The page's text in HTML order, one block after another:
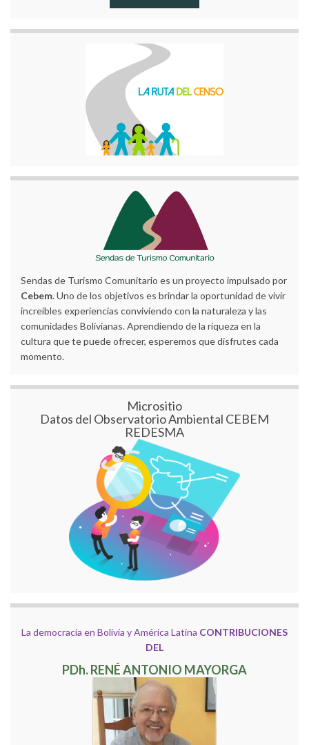
Sendas de Turismo Comunitario es un proyecto impulsado por
Cebem. Uno de los objetivos es brindar la oportunidad de vivir
increíbles experiencias conviviendo con la naturaleza y las
comunidades Bolivianas. Aprendiendo de la riqueza en la
cultura que te puede ofrecer, esperemos que disfrutes cada
momento.
Micrositio
Datos del Observatorio Ambiental CEBEM
REDESMA
La democracia en Bolivia y América Latina CONTRIBUCIONES
DEL
PDh. RENÉ ANTONIO MAYORGA